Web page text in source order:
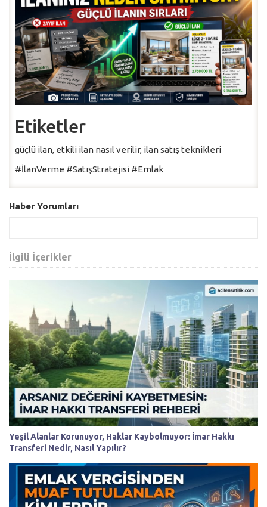
Etiketler
güçlü ilan, etkili ilan nasıl verilir, ilan satış teknikleri
#İlanVerme #SatışStratejisi #Emlak
Haber Yorumları
İlgili İçerikler
Yeşil Alanlar Korunuyor, Haklar Kaybolmuyor: İmar Hakkı
Transferi Nedir, Nasıl Yapılır?